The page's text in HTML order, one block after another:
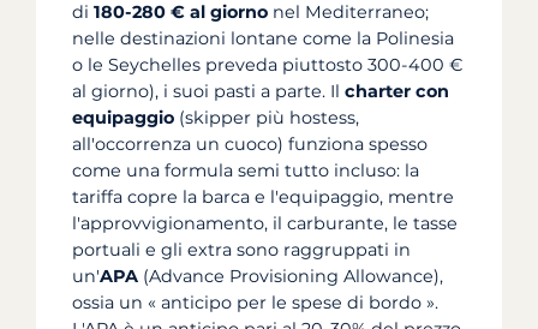
di 180-280 € al giorno nel Mediterraneo;
nelle destinazioni lontane come la Polinesia
o le Seychelles preveda piuttosto 300-400 €
al giorno), i suoi pasti a parte. Il charter con
equipaggio (skipper più hostess,
all'occorrenza un cuoco) funziona spesso
come una formula semi tutto incluso: la
tariffa copre la barca e l'equipaggio, mentre
l'approvvigionamento, il carburante, le tasse
portuali e gli extra sono raggruppati in
un'APA (Advance Provisioning Allowance),
ossia un « anticipo per le spese di bordo ».